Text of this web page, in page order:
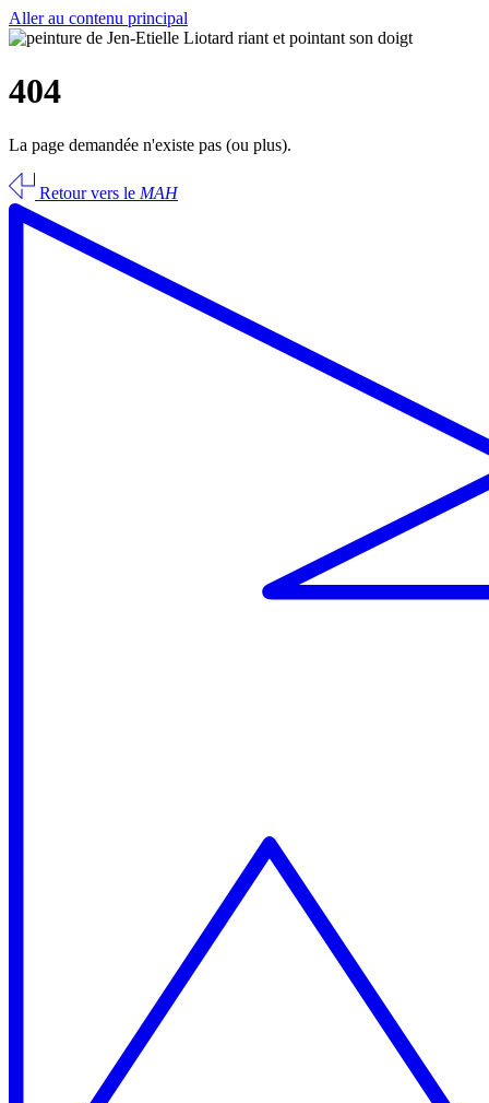
Aller au contenu principal
404
La page demandée n'existe pas (ou plus).
Retour vers le MAH